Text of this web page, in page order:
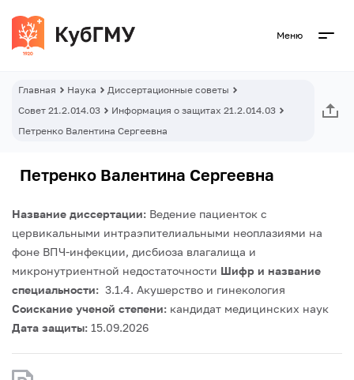
Меню
Главная Наука
Диссертационные советы
Совет 21.2.014.03
Информация о защитах 21.2.014.03
Петренко Валентина Сергеевна
Петренко Валентина Сергеевна
Название диссертации: Ведение пациенток с
цервикальными интраэпителиальными неоплазиями на
фоне ВПЧ-инфекции, дисбиоза влагалища и
микронутриентной недостаточности Шифр и название
специальности: 3.1.4. Акушерство и гинекология
Соискание ученой степени: кандидат медицинских наук
Дата защиты: 15.09.2026